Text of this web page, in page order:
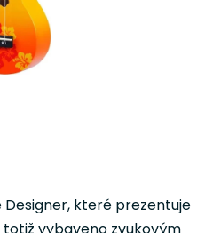
Designer, které prezentuje